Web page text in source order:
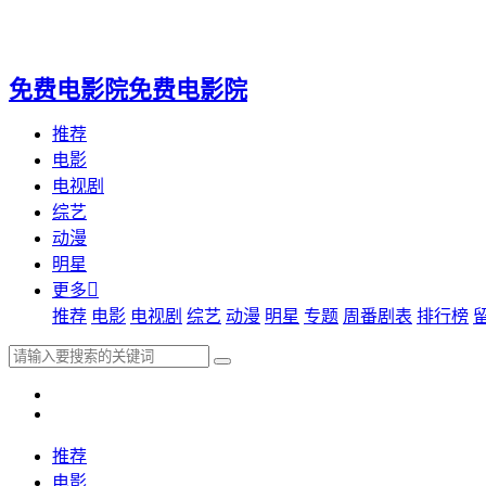
免费电影院免费电影院
推荐
电影
电视剧
综艺
动漫
明星
更多
推荐 电影 电视剧 综艺 动漫 明星 专题 周番剧表 排行榜
推荐
电影